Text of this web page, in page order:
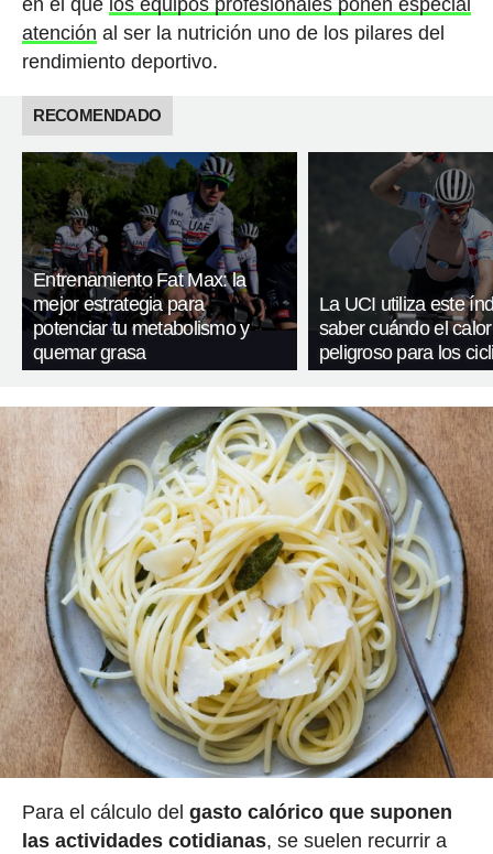
en el que los equipos profesionales ponen especial
atención al ser la nutrición uno de los pilares del
rendimiento deportivo.
RECOMENDADO
Entrenamiento Fat Max: la
mejor estrategia para
potenciar tu metabolismo y
quemar grasa
La UCI utiliza este
saber cuándo el
peligroso para los
Para el cálculo del gasto calórico que suponen
las actividades cotidianas, se suelen recurrir a